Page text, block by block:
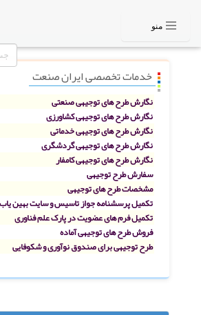
منو
خدمات تخصصی ایران صنعت
نگارش طرح های توجیهی صنعتی
نگارش طرح های توجیهی کشاورزی
نگارش طرح های توجیهی خدماتی
نگارش طرح های توجیهی گردشگری
نگارش طرح های توجیهی کامفار
سفارش طرح توجیهی
مشخصات طرح های توجیهی
تکمیل پرسشنامه جواز تاسیس و سایت بهین یاب
تکمیل فرم های عضویت در پارک علم فناوری
فروش طرح های توجیهی آماده
طرح توجیهی برای صندوق نوآوری و شکوفایی